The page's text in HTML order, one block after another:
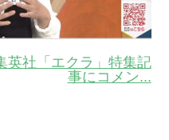
英社「エクラ」特集記
事にコメン...